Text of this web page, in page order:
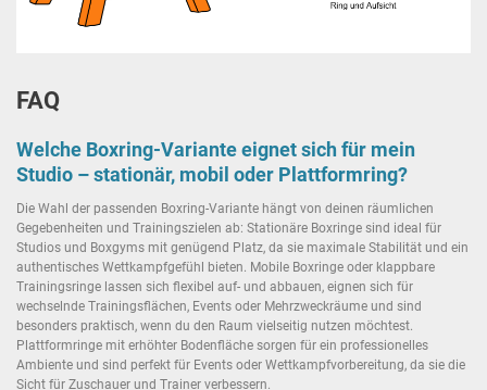
FAQ
Welche Boxring-Variante eignet sich für mein
Studio – stationär, mobil oder Plattformring?
Die Wahl der passenden Boxring-Variante hängt von deinen räumlichen
Gegebenheiten und Trainingszielen ab: Stationäre Boxringe sind ideal für
Studios und Boxgyms mit genügend Platz, da sie maximale Stabilität und ein
authentisches Wettkampfgefühl bieten. Mobile Boxringe oder klappbare
Trainingsringe lassen sich flexibel auf- und abbauen, eignen sich für
wechselnde Trainingsflächen, Events oder Mehrzweckräume und sind
besonders praktisch, wenn du den Raum vielseitig nutzen möchtest.
Plattformringe mit erhöhter Bodenfläche sorgen für ein professionelles
Ambiente und sind perfekt für Events oder Wettkampfvorbereitung, da sie die
Sicht für Zuschauer und Trainer verbessern.